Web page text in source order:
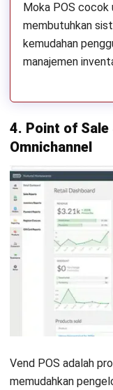
Moka POS cocok
membutuhkan
kemudahan
manajemen
4. Point of
Omnichannel
Vend POS adalah
memudahkan